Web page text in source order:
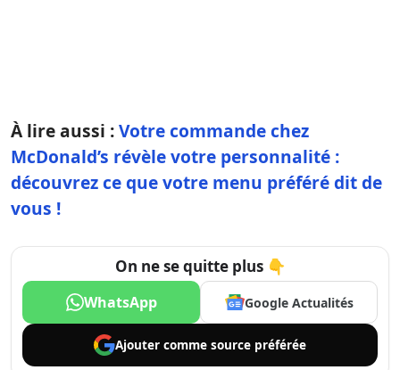
À lire aussi :Votre commande chez
McDonald’s révèle votre personnalité :
découvrez ce que votre menu préféré dit de
vous !
On ne se quitte plus 👇
WhatsApp Google Actualités
Ajouter comme source préférée